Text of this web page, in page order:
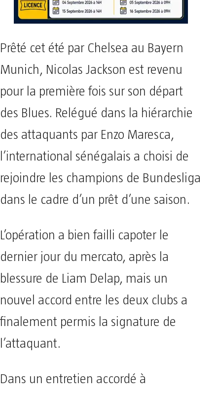
Prêté cet été par Chelsea au Bayern
Munich, Nicolas Jackson est revenu
pour la première fois sur son départ
des Blues. Relégué dans la hiérarchie
des attaquants par Enzo Maresca,
l’international sénégalais a choisi de
rejoindre les champions de Bundesliga
dans le cadre d’un prêt d’une saison.
L’opération a bien failli capoter le
dernier jour du mercato, après la
blessure de Liam Delap, mais un
nouvel accord entre les deux clubs a
finalement permis la signature de
l’attaquant.
Dans un entretien accordé à